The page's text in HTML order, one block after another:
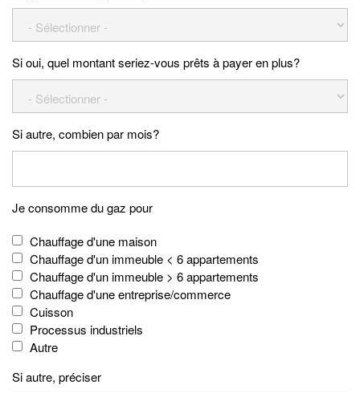
Si oui, quel montant seriez-vous prêts à payer en plus?
Si autre, combien par mois?
Je consomme du gaz pour
Chauffage d'une maison
Chauffage d'un immeuble < 6 appartements
Chauffage d'un immeuble > 6 appartements
Chauffage d'une entreprise/commerce
Cuisson
Processus industriels
Autre
Si autre, préciser